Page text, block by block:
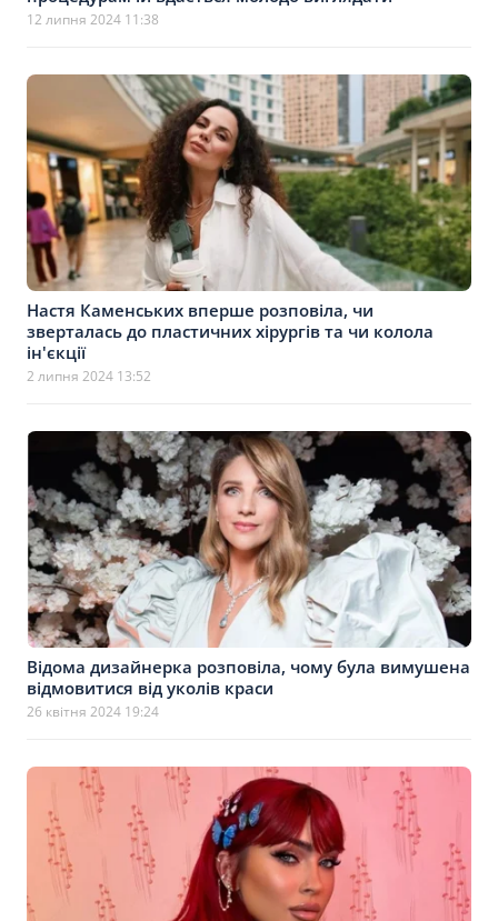
12 липня 2024 11:38
Настя Каменських вперше розповіла, чи
зверталась до пластичних хірургів та чи колола
ін'єкції
2 липня 2024 13:52
Відома дизайнерка розповіла, чому була вимушена
відмовитися від уколів краси
26 квітня 2024 19:24